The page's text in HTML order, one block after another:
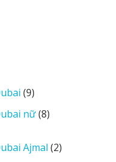
v
e
s
99
sản
phẩm
nữ 88
phẩm
Ajmal 22